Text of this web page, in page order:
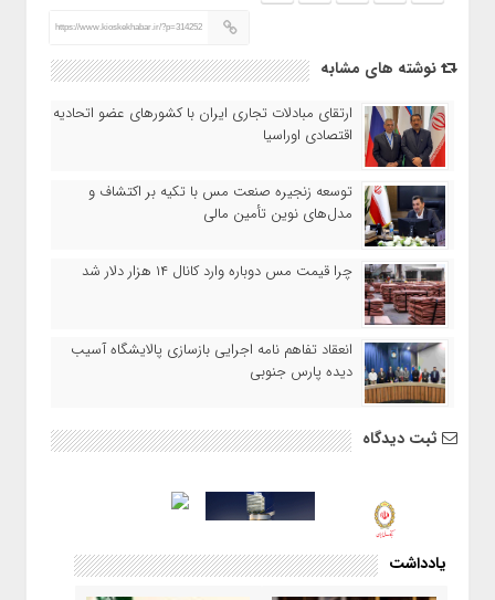
https://www.kioskekhabar.ir/?p=314252
نوشته های مشابه
ارتقای مبادلات تجاری ایران با کشورهای عضو اتحادیه
اقتصادی اوراسیا
توسعه زنجیره صنعت مس با تکیه بر اکتشاف و
مدل‌های نوین تأمین مالی
چرا قیمت مس دوباره وارد کانال ۱۴ هزار دلار شد
انعقاد تفاهم نامه اجرایی بازسازی پالایشگاه آسیب
دیده پارس جنوبی
ثبت دیدگاه
یادداشت